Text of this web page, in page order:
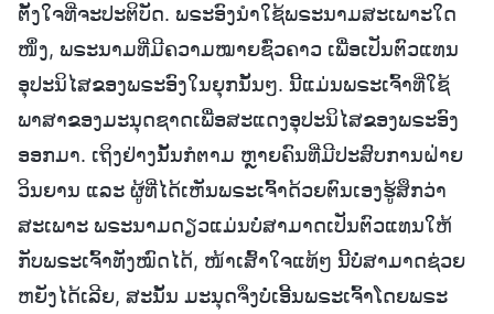
ຕັ້ງໃຈທີ່ຈະປະຕິບັດ. ພຣະອົງນໍາໃຊ້ພຣະນາມສະເພາະໃດ
ໜຶ່ງ, ພຣະນາມທີ່ມີຄວາມໝາຍຊົ່ວຄາວ ເພື່ອເປັນຕົວແທນ
ອຸປະນິໄສຂອງພຣະອົງໃນຍຸກນັ້ນໆ. ນີ້ແມ່ນພຣະເຈົ້າທີ່ໃຊ້
ພາສາຂອງມະນຸດຊາດເພື່ອສະແດງອຸປະນິໄສຂອງພຣະອົງ
ອອກມາ. ເຖິງຢ່າງນັ້ນກໍຕາມ ຫຼາຍຄົນທີ່ມີປະສົບການຝ່າຍ
ວິນຍານ ແລະ ຜູ້ທີ່ໄດ້ເຫັນພຣະເຈົ້າດ້ວຍຕົນເອງຮູ້ສຶກວ່າ
ສະເພາະ ພຣະນາມດຽວແມ່ນບໍ່ສາມາດເປັນຕົວແທນໃຫ້
ກັບພຣະເຈົ້າທັງໝົດໄດ້, ໜ້າເສົ້າໃຈແທ້ໆ ນີ້ບໍ່ສາມາດຊ່ວຍ
ຫຍັງໄດ້ເລີຍ, ສະນັ້ນ ມະນຸດຈຶ່ງບໍ່ເອີ້ນພຣະເຈົ້າໂດຍພຣະ